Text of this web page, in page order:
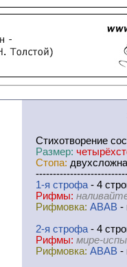
Cтихотворение
Размер:
Стопа:
1-я cтрофа - 4
Рифмы:
Рифмовка: ABAB -
2-я cтрофа - 4
Рифмы: мире-
Рифмовка: ABAB -